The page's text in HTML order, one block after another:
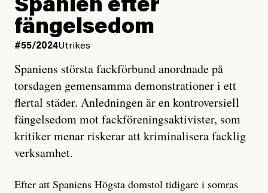
Spanien efter
fängelsedom
#55/2024Utrikes
Spaniens största fackförbund anordnade på
torsdagen gemensamma demonstrationer i ett
flertal städer. Anledningen är en kontroversiell
fängelsedom mot fackföreningsaktivister, som
kritiker menar riskerar att kriminalisera facklig
verksamhet.
Efter att Spaniens Högsta domstol tidigare i somras